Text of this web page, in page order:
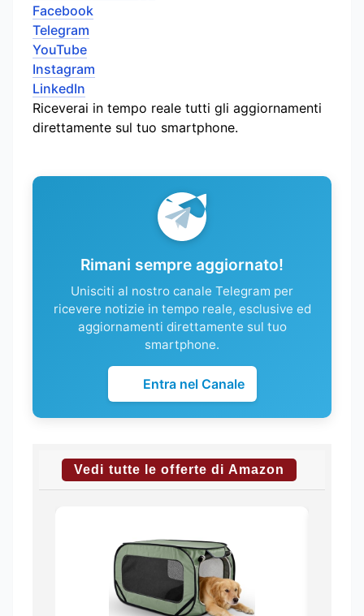
Facebook
Telegram
YouTube
Instagram
LinkedIn
Riceverai in tempo reale tutti gli aggiornamenti
direttamente sul tuo smartphone.
Rimani sempre aggiornato!
Unisciti al nostro canale Telegram per
ricevere notizie in tempo reale, esclusive ed
aggiornamenti direttamente sul tuo
smartphone.
Entra nel Canale